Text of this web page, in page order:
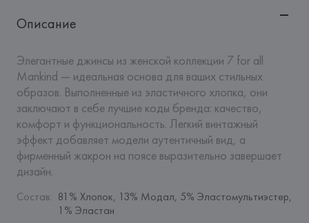
Описание
Элегантные джинсы из женской коллекции 7 for all
Mankind — идеальная основа для ваших стильных
образов. Выполненные из эластичного хлопка, они
заключают в себе лучшие коды бренда: качество,
комфорт и функциональность. Легкий винтажный
эффект добавляет модели аутентичный вид, а
фирменный жакрон на поясе выразительно завершает
дизайн.
Состав: 81% Хлопок, 13% Модал, 5% Эластомультиэстер,
1% Эластан